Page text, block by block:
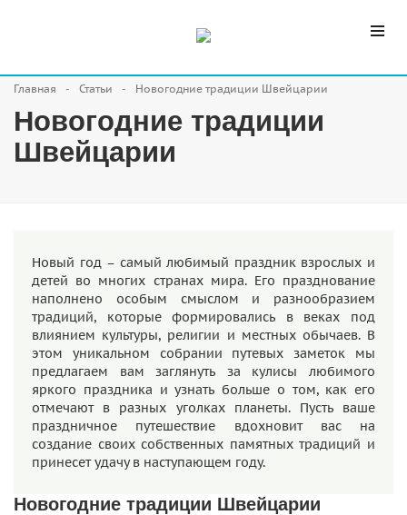
Главная Статьи Новогодние традиции Швейцарии
Новогодние традиции
Швейцарии
Новый год – самый любимый праздник взрослых и
детей во многих странах мира. Его празднование
наполнено особым смыслом и разнообразием
традиций, которые формировались в веках под
влиянием культуры, религии и местных обычаев. В
этом уникальном собрании путевых заметок мы
предлагаем вам заглянуть за кулисы любимого
яркого праздника и узнать больше о том, как его
отмечают в разных уголках планеты. Пусть ваше
праздничное путешествие вдохновит вас на
создание своих собственных памятных традиций и
принесет удачу в наступающем году.
Новогодние традиции Швейцарии